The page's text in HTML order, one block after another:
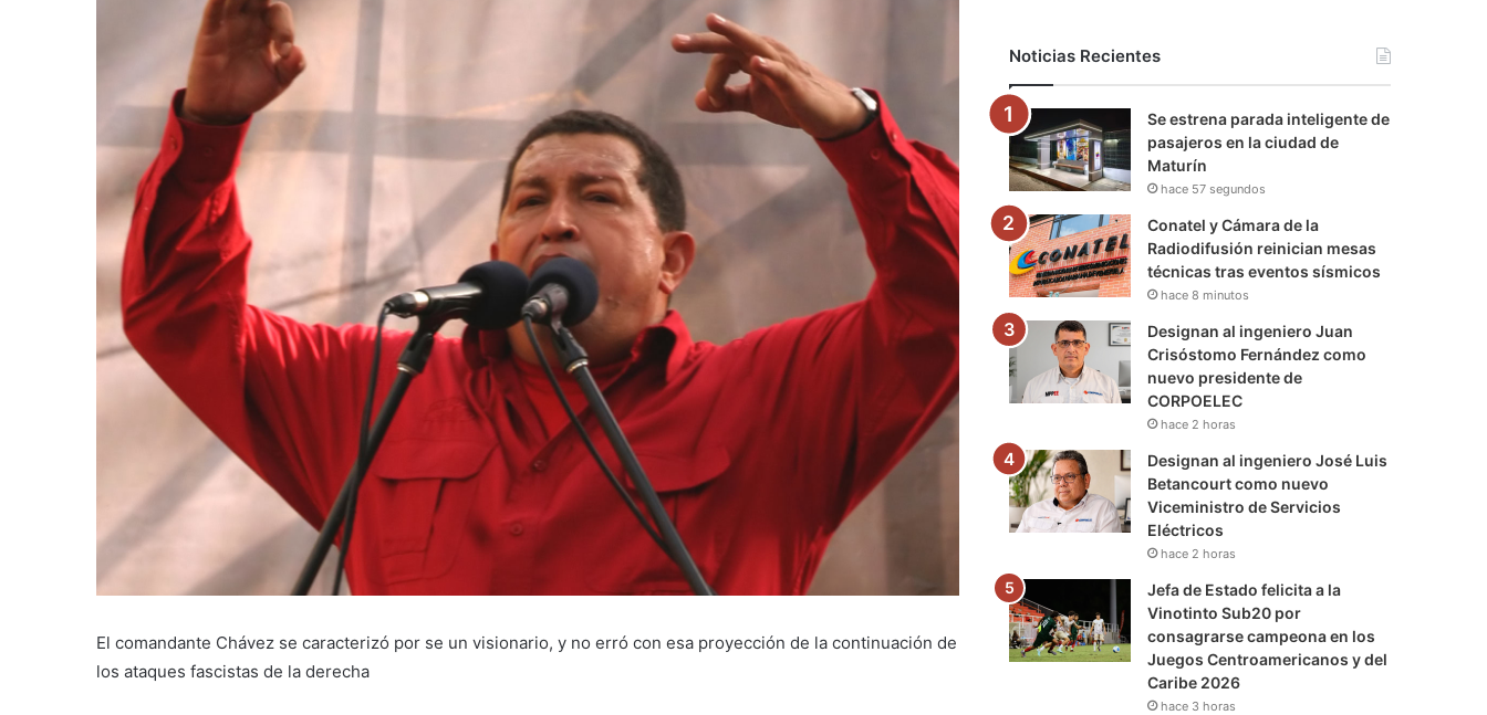
El comandante Chávez se caracterizó por se un visionario, y no erró con esa proyección de la continuación de
los ataques fascistas de la derecha
o
k
r
e
r
a
a
m
Noticias Recientes
Se estrena parada inteligente de
pasajeros en la ciudad de
Maturín
hace 57 segundos
Conatel y Cámara de la
Radiodifusión reinician mesas
técnicas tras eventos sísmicos
hace 8 minutos
Designan al ingeniero Juan
Crisóstomo Fernández como
nuevo presidente de
CORPOELEC
hace 2 horas
Designan al ingeniero José Luis
Betancourt como nuevo
Viceministro de Servicios
Eléctricos
hace 2 horas
Jefa de Estado felicita a la
Vinotinto Sub20 por
consagrarse campeona en los
Juegos Centroamericanos y del
Caribe 2026
hace 3 horas